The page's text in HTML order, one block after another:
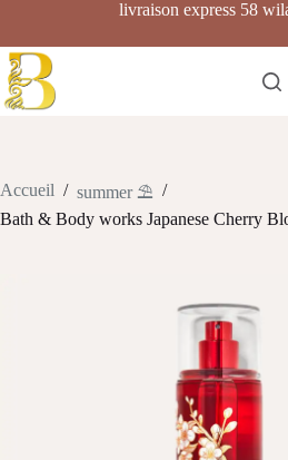
contenu
livraison express 58
Accueil / summer ⛱️ /
Bath & Body works Japanese Cherry